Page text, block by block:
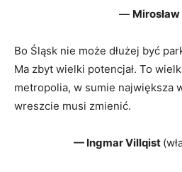
—
Bo Śląsk nie może dłużej być
Ma zbyt wielki potencjał. To
metropolia, w sumie największa
wreszcie musi zmienić.
— Ingmar Villqist